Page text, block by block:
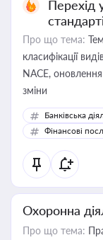
Перехід
Про що тема:
класифікації
NACE,
зміни
Банківська
Фінансові
Охоронна
Про що тема: